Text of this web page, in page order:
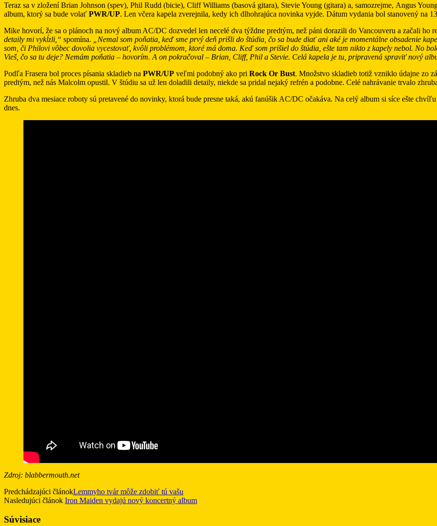
Teraz sa v zložení Brian Johnson (spev), Phil Rudd (bicie), Cliff Williams (basová gitara), Stevie Young (gitara) a, samozrejme, Angus
album, ktorý sa bude volať PWR/UP. Len včera kapela zverejnila, kedy ich dlhohrajúca novinka vyjde. Dátum vydania bol stanovený na
Mike hovorí, že sa o plánoch na nový album AC/DC dozvedel len necelé dva týždne predtým, než páni dorazili do Vancouveru a začali ho
detaily mi vykĺzli,“ spomína. „Nemal som poňatia, keď sme prvý deň prišli do štúdia, čo sa bude diať ani aké je momentálne obsadenie
som, či Philovi vôbec dovolia vycestovať, kvôli problémom, ktoré má doma. Keď som prišiel do štúdia, ešte tam nikto z kapely nebol. No
Vieš, čo sa tu deje? Nemám poňatia – hovorím. A on pokračoval – Brian, Cliff, Phil a Stevie. Celá kapela je tu, pripravená spraviť nový
Podľa Frasera bol proces písania skladieb na PWR/UP veľmi podobný ako pri Rock Or Bust. Množstvo skladieb totiž vzniklo údajne zo
predtým, než nás Malcolm opustil. V štúdiu sa už len doladili detaily, niekde sa pridal nejaký refrén a podobne. Celé nahrávanie trvalo
Zhruba dva mesiace roboty sú pretavené do novinky, ktorá bude presne taká, akú fanúšik AC/DC očakáva. Na celý album si síce ešte
dnes.
Zdroj: blabbermouth.net
Predchádzajúci článokLemmyho tvár môže zdobiť tú vašu
Nasledujúci článok Iron Maiden vydajú nový koncertný album
Súvisiace